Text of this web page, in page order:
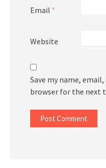
Email *
Website
Save my name,
browser for the next